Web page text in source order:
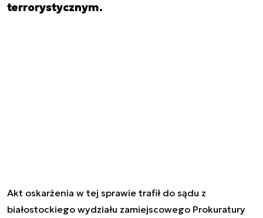
terrorystycznym.
Akt oskarżenia w tej sprawie trafił do sądu z
białostockiego wydziału zamiejscowego Prokuratury